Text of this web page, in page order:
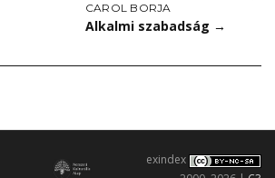
CAROL BORJA
Alkalmi szabadság →
exindex